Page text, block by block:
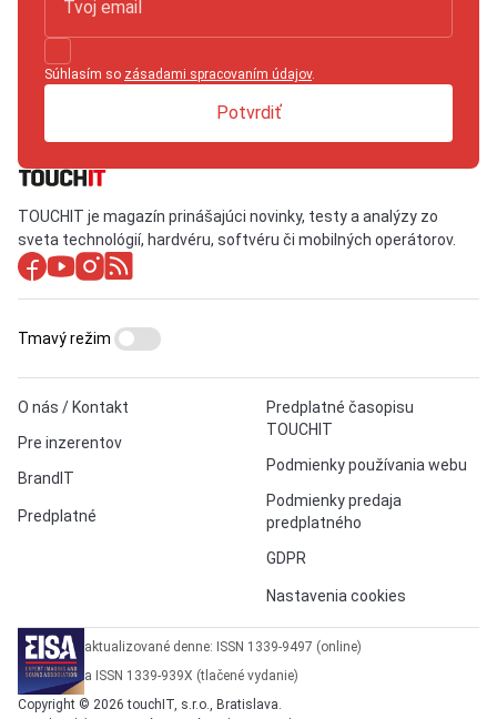
Súhlasím so zásadami spracovaním údajov.
Potvrdiť
TOUCHIT je magazín prinášajúci novinky, testy a analýzy zo
sveta technológií, hardvéru, softvéru či mobilných operátorov.
O nás / Kontakt
Pre inzerentov
BrandIT
Predplatné
Predplatné časopisu
TOUCHIT
Podmienky používania webu
Podmienky predaja
predplatného
GDPR
Nastavenia cookies
Tmavý režim
aktualizované denne: ISSN 1339-9497 (online)
a ISSN 1339-939X (tlačené vydanie)
Copyright © 2026 touchIT, s.r.o., Bratislava.